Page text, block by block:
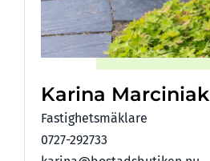
Karina Marciniak
Fastighetsmäklare
0727-292733